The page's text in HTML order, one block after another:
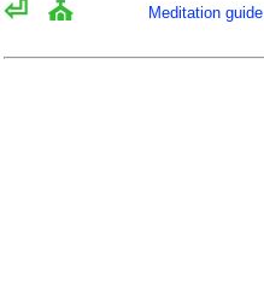
⏎ ⛪ Meditation guide